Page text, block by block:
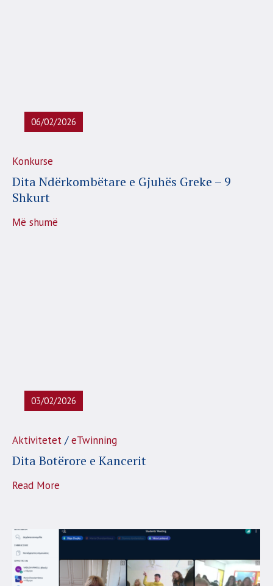
06/02/2026
Konkurse
Dita Ndërkombëtare e Gjuhës Greke – 9
Shkurt
Μë shumë
03/02/2026
Aktivitetet/eTwinning
Dita Botërore e Kancerit
Read More